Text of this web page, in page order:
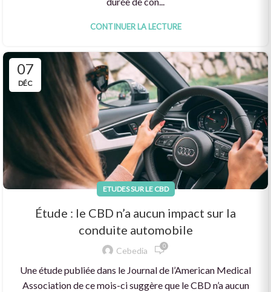
CONTINUER LA LECTURE
07
DÉC
ETUDES SUR LE CBD
Étude : le CBD n’a aucun impact sur la
conduite automobile
Cebedia 0
Une étude publiée dans le Journal de l’American Medical
Association de ce mois-ci suggère que le CBD n’a aucun